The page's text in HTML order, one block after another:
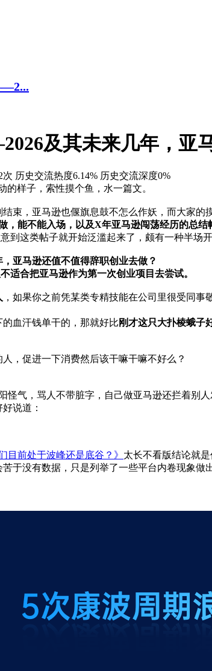
及其未来几年，亚
次 历史交流热度6.14% 历史交流深度0%
的样子，索性摸个鱼，水一篇文。
束，亚马逊也偃旗息鼓不怎么作妖，而大家
，能不能入场，以及X年亚马逊闯荡经历的总结
到这类帖子就开始泛滥起来了，颇有一种半场开
，亚马逊还值不值得辞职创业去做？
适合把亚马逊作为第一次创业项目去尝试。
，如果你之前凭某类专精技能在公司里很受同
血汗钱单干的，那就好比 刚才这只大扑棱蛾子
，促进一下消费然后该干嘛干嘛不好么？
气，骂人不带脏字，自己做亚马逊还拦着别人
说道：
目前处于波峰还是底谷？》 太长不看版结论就
苦于没有数据，只是列举了一些平台内卷现象做